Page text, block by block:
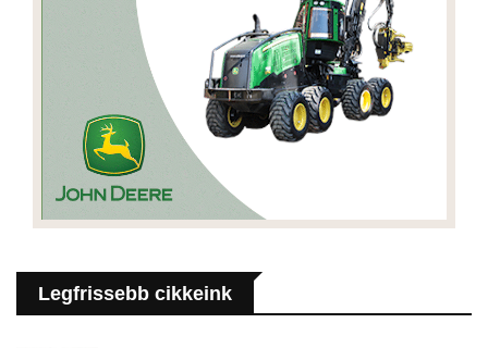
Legfrissebb cikkeink